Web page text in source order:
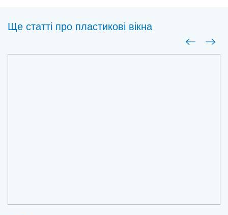
Ще статті про пластиковi вiкна